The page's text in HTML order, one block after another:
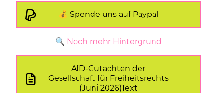
💰 Spende uns auf Paypal
🔍 Noch mehr Hintergrund
AfD-Gutachten der
Gesellschaft für Freiheitsrechts
(Juni 2026)Text